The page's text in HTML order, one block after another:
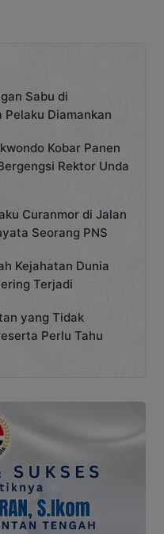
Sabu di
Pelaku Diamankan
Kobar Panen
Rektor Unda
Curanmor di Jalan
Seorang PNS
Kejahatan Dunia
Terjadi
yang Tidak
Perlu Tahu